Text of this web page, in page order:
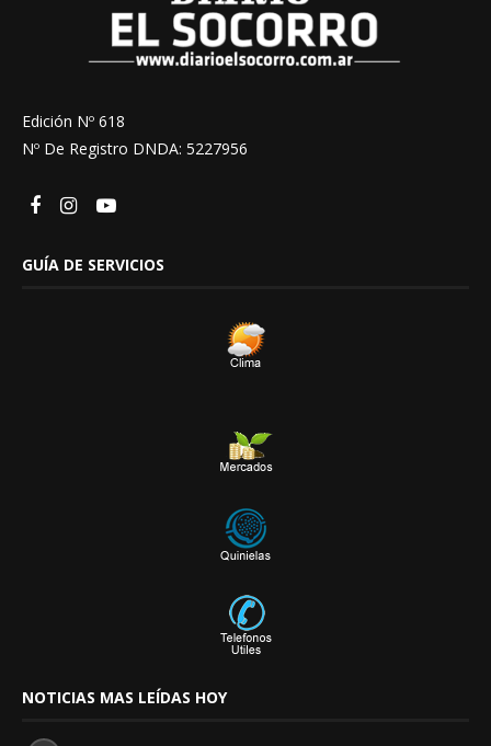
Edición Nº 618
Nº De Registro DNDA: 5227956
GUÍA DE SERVICIOS
NOTICIAS MAS LEÍDAS HOY